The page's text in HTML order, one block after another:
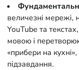
величезні мережі,
YouTube та
мовою і
«прибери на
підзавдання.